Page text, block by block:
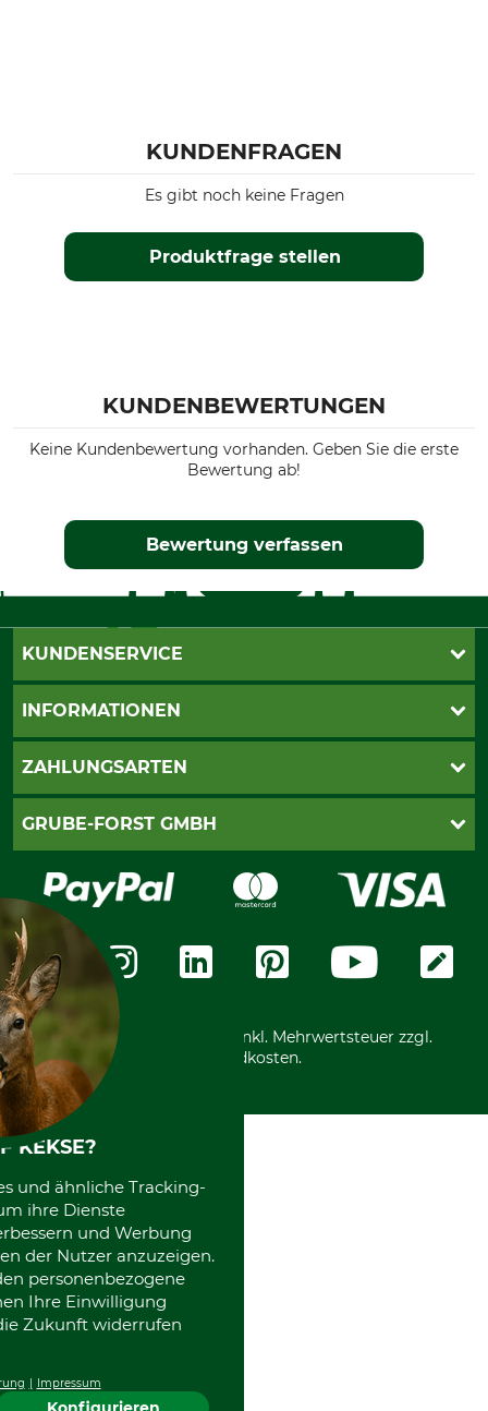
KUNDENFRAGEN
Produktfrage stellen
Es gibt noch keine Fragen
KUNDENBEWERTUNGEN
Keine Kundenbewertung vorhanden. Geben Sie die erste
Bewertung ab!
Bewertung verfassen
KUNDENSERVICE
Katalogbestellung
INFORMATIONEN
AGB
Widerrufsformular
Datenschutz
Zahlungsarten
ZAHLUNGSARTEN
PayPal
Rechnung
Vorkasse
GRUBE-FORST GMBH
Karriere
Über uns
Messetermine
Community
International
*Alle Preise in Euro und inkl. Mehrwertsteuer zzgl.
Versandkosten.
KEKSE?
und ähnliche Tracking-
ihre Dienste
und Werbung
der Nutzer anzuzeigen.
personenbezogene
Ihre Einwilligung
Zukunft widerrufen
Impressum